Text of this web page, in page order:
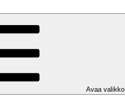
Avaa valikko